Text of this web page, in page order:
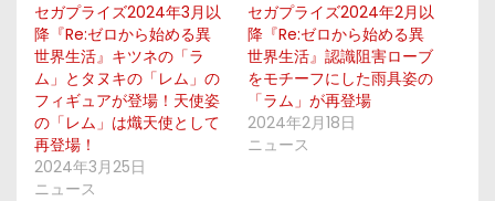
セガプライズ2024年3月以
降『Re:ゼロから始める異
世界生活』キツネの「ラ
ム」とタヌキの「レム」の
フィギュアが登場！天使姿
の「レム」は熾天使として
再登場！
2024年3月25日
ニュース
セガプライズ2024年2月以
降『Re:ゼロから始める異
世界生活』認識阻害ローブ
をモチーフにした雨具姿の
「ラム」が再登場
2024年2月18日
ニュース